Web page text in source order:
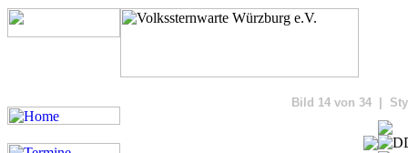
Bild 14 von 34 |